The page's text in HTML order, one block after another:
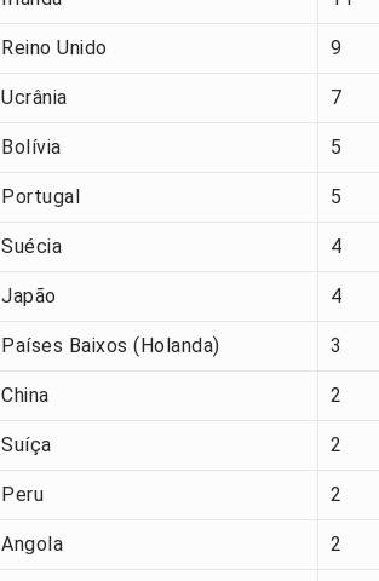
Reino Unido 9
Ucrânia 7
Bolívia 5
Portugal 5
Suécia 4
Japão 4
Países Baixos (Holanda) 3
China 2
Suíça 2
Peru 2
Angola 2